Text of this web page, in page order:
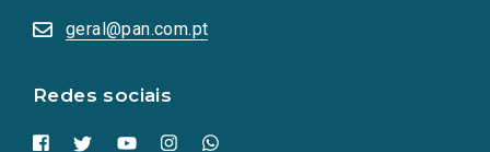
geral@pan.com.pt
Redes sociais
numa
nova